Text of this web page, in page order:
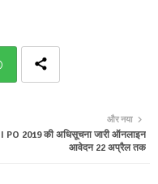
और नया
PO 2019 की अधिसूचना जारी ऑनलाइन
आवेदन 22 अप्रैल तक